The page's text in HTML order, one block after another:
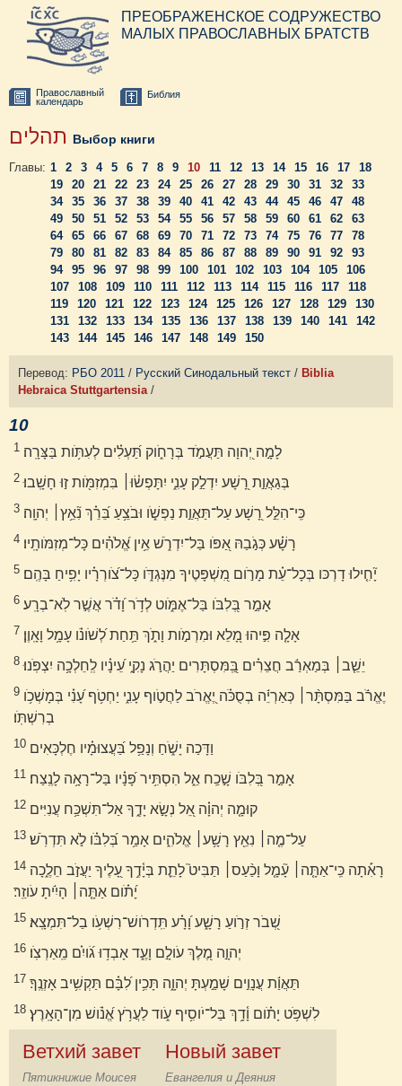
ПРЕОБРАЖЕНСКОЕ СОДРУЖЕСТВО
МАЛЫХ ПРАВОСЛАВНЫХ БРАТСТВ
Православный
календарь
Библия
Выбор книги
Главы: 1 2 3 4 5 6 7 8 9 10 11 12 13 14 15 16 17
18
19
20 21 22 23 24 25 26 27 28 29 30 31 32
33
34
35 36 37 38 39 40 41 42 43 44 45 46 47
48
49
50 51 52 53 54 55 56 57 58 59 60 61 62
63
64
65 66 67 68 69 70 71 72 73 74 75 76 77
78
79
80 81 82 83 84 85 86 87 88 89 90 91 92
93
94
95 96 97 98 99 100 101 102 103 104 105
106
107
108 109 110 111 112 113 114 115 116 117
118
119
120 121 122 123 124 125 126 127 128 129
130
131
132 133 134 135 136 137 138 139 140 141
142
143
144 145 146 147 148 149 150
Перевод: РБО 2011 / Русский Синодальный текст / Biblia
Hebraica Stuttgartensia/
10
1 לָמָ֣ה יְ֭הוָה תַּעֲמֹ֣ד בְּרָחֹ֑וק תַּ֝עְלִ֗ים לְעִתֹּ֥ות בַּצָּרָֽה׃
2 בְּגַאֲוַ֣ת רָ֭שָׁע יִדְלַ֣ק עָנִ֑י יִתָּפְשׂ֓וּ׀ בִּמְזִמֹּ֖ות ז֣וּ חָשָֽׁבוּ׃
3 כִּֽי־הִלֵּ֣ל רָ֭שָׁע עַל־תַּאֲוַ֣ת נַפְשֹׁ֑ו וּבֹצֵ֥עַ בֵּ֝רֵ֗ךְ נִ֘אֵ֥ץ׀ יְהוָֽה׃
4 רָשָׁ֗ע כְּגֹ֣בַהּ אַ֭פֹּו בַּל־יִדְרֹ֑שׁ אֵ֥ין אֱ֝לֹהִ֗ים כָּל־מְזִמֹּותָֽיו׃
5 יָ֘חִ֤ילוּ דָרְכּו בְּכָל־עֵ֗ת מָרֹ֣ום מִ֭שְׁפָּטֶיךָ מִנֶּגְדֹּ֑ו כָּל־צֹ֝ורְרָ֗יו יָפִ֥יחַ בָּהֶֽם׃
6 אָמַ֣ר בְּ֭לִבֹּו בַּל־אֶמֹּ֑וט לְדֹ֥ר וָ֝דֹ֗ר אֲשֶׁ֣ר לֹֽא־בְרָֽע׃
7 אָלָ֤ה פִּ֣יהוּ מָ֭לֵא וּמִרְמֹ֣ות וָתֹ֑ךְ תַּ֥חַת לְ֝שֹׁונֹ֗ו עָמָ֥ל וָאָֽוֶן׃
8 יֵשֵׁ֤ב׀ בְּמַאְרַ֬ב חֲצֵרִ֗ים בַּֽ֭מִּסְתָּרִים יַהֲרֹ֣ג נָקִ֑י עֵ֝ינָ֗יו לְֽחֵלְכָ֥ה יִצְפֹּֽנוּ׃
9
בְרִשְׁתֹּֽו׃
10 וַדָּכַה יָשֹׁ֑חַ וְנָפַ֥ל בַּ֝עֲצוּמָ֗יו חֶלְכָּאִים
11 אָמַ֣ר בְּ֭לִבֹּו שָׁ֣כַֽח אֵ֑ל הִסְתִּ֥יר פָּ֝נָ֗יו בַּל־רָאָ֥ה לָנֶֽצַח׃
12 קוּמָ֤ה יְהוָ֗ה אֵ֭ל נְשָׂ֣א יָדֶ֑ךָ אַל־תִּשְׁכַּ֥ח עֲנִיִּים
13 עַל־מֶ֤ה׀ נִאֵ֖ץ רָשָׁ֥ע׀ אֱלֹהִ֑ים אָמַ֥ר בְּ֝לִבֹּ֗ו לֹ֣א תִּדְרֹֽשׁ׃
14
יָ֝תֹ֗ום אַתָּ֤ה׀ הָיִ֬יתָ עֹוזֵֽר׃
15 שְׁ֭בֹר זְרֹ֣ועַ רָשָׁ֑ע וָ֝רָ֗ע תִּֽדְרֹושׁ־רִשְׁעֹ֥ו בַל־תִּמְצָֽא׃
16 יְהוָ֣ה מֶ֭לֶךְ עֹולָ֣ם וָעֶ֑ד אָבְד֥וּ גֹ֝ויִ֗ם מֵֽאַרְצֹֽו׃
17 תַּאֲוַ֬ת עֲנָוִ֣ים שָׁמַ֣עְתָּ יְהוָ֑ה תָּכִ֥ין לִ֝בָּ֗ם תַּקְשִׁ֥יב אָזְנֶֽךָ׃
18 לִשְׁפֹּ֥ט יָתֹ֗ום וָ֫דָ֥ךְ בַּל־יֹוסִ֥יף עֹ֑וד לַעֲרֹ֥ץ אֱ֝נֹ֗ושׁ מִן־הָאָֽרֶץ׃
Ветхий завет
Пятикнижие Моисея
Новый завет
Евангелия и Деяния